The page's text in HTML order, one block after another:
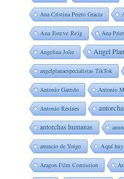
Ana Cristina Prieto Gracia
Ana Esteve Reig Ana
Angelina Jolie Angel
angelplanaespecialistas TikTok
Antonio Garrido Antonio
Antonio Resines
antorchas humanas
anuncio de Yoigo Aquí
Aragon Film Comission